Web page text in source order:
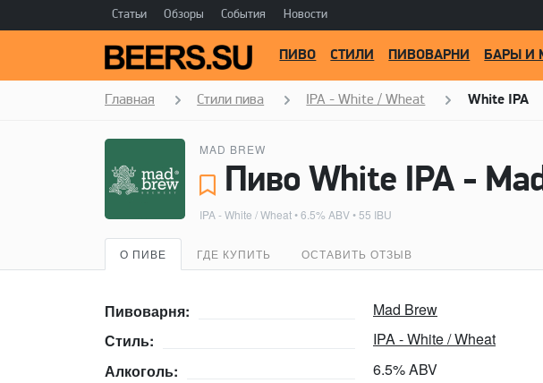
Статьи Обзоры События Новости
ПИВО СТИЛИ ПИВОВАРНИ БАРЫ И
Главная Стили пива IPA - White / Wheat White IPA
MAD BREW
Пиво White IPA -
IPA - White / Wheat• 6.5% ABV • 55 IBU
О ПИВЕ ГДЕ КУПИТЬ ОСТАВИТЬ ОТЗЫВ
Пивоварня:
Mad Brew
Стиль:
IPA - White / Wheat
Алкоголь:
6.5% ABV